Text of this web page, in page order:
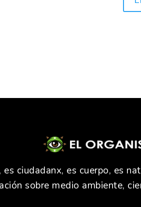
es ciudadanx, es cuerpo, es
sobre medio ambiente,